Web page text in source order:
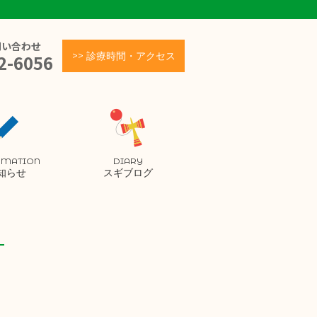
合わせ
6056 >> 診療時間・アクセス
らせ スギブログ
DIARY